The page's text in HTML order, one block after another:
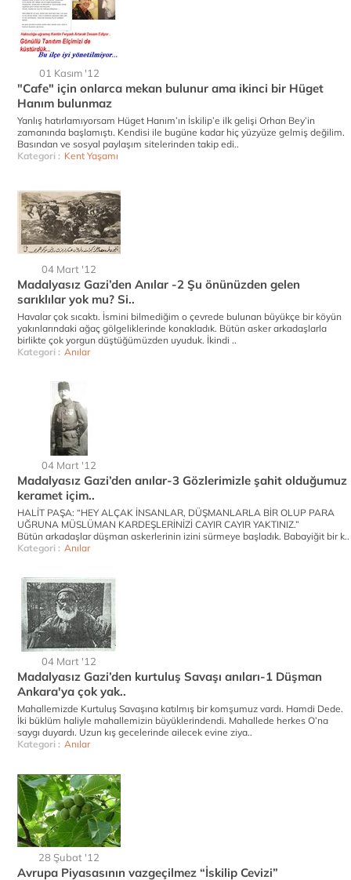
01 Kasım '12
"Cafe" için onlarca mekan bulunur ama ikinci bir Hüget
Hanım bulunmaz
Yanlış hatırlamıyorsam Hüget Hanım’ın İskilip’e ilk gelişi Orhan Bey’in
zamanında başlamıştı. Kendisi ile bugüne kadar hiç yüzyüze gelmiş değilim.
Basından ve sosyal paylaşım sitelerinden takip edi..
Kategori : Kent Yaşamı
04 Mart '12
Madalyasız Gazi’den Anılar -2 Şu önünüzden gelen
sarıklılar yok mu? Si..
Havalar çok sıcaktı. İsmini bilmediğim o çevrede bulunan büyükçe bir köyün
yakınlarındaki ağaç gölgeliklerinde konakladık. Bütün asker arkadaşlarla
birlikte çok yorgun düştüğümüzden uyuduk. İkindi ..
Kategori : Anılar
04 Mart '12
Madalyasız Gazi’den anılar-3 Gözlerimizle şahit olduğumuz
keramet içim..
HALİT PAŞA: “HEY ALÇAK İNSANLAR, DÜŞMANLARLA BİR OLUP PARA
UĞRUNA MÜSLÜMAN KARDEŞLERİNİZİ CAYIR CAYIR YAKTINIZ.”
Bütün arkadaşlar düşman askerlerinin izini sürmeye başladık. Babayiğit bir k..
Kategori : Anılar
04 Mart '12
Madalyasız Gazi’den kurtuluş Savaşı anıları-1 Düşman
Ankara'ya çok yak..
Mahallemizde Kurtuluş Savaşına katılmış bir komşumuz vardı. Hamdi Dede.
İki büklüm haliyle mahallemizin büyüklerindendi. Mahallede herkes O’na
saygı duyardı. Uzun kış gecelerinde ailecek evine ziya..
Kategori : Anılar
28 Şubat '12
Avrupa Piyasasının vazgeçilmez “İskilip Cevizi”